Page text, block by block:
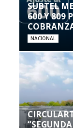
SUBTEL
600 Y 809
NACIONAL